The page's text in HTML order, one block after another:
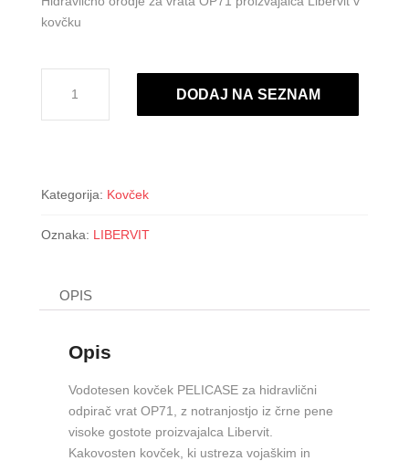
kovčku
količina
DODAJ NA SEZNAM
Kategorija: Kovček
Oznaka: LIBERVIT
OPIS
Opis
Vodotesen kovček PELICASE za hidravlični
odpirač vrat OP71, z notranjostjo iz črne pene
visoke gostote proizvajalca Libervit.
Kakovosten kovček, ki ustreza vojaškim in